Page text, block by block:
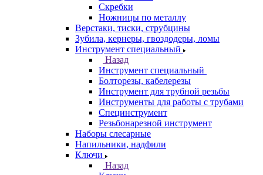
Скребки
Ножницы по металлу
Верстаки, тиски, струбцины
Зубила, кернеры, гвоздодеры, ломы
Инструмент специальный
Назад
Инструмент специальный
Болторезы, кабелерезы
Инструмент для трубной резьбы
Инструменты для работы с трубами
Специнструмент
Резьбонарезной инструмент
Наборы слесарные
Напильники, надфили
Ключи
Назад